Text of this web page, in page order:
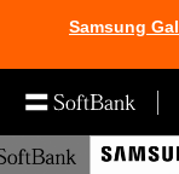
Samsung